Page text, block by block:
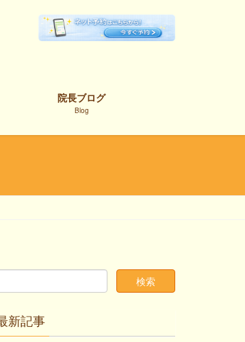
院長ブログ
Blog
新記事